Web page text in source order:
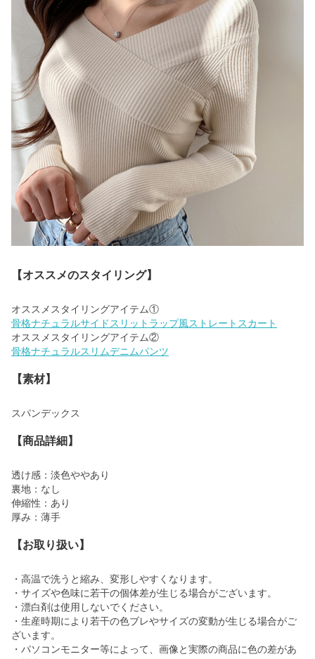
【オススメのスタイリング】
骨格ナチュラルサイドスリットラップ風ストレートスカート
骨格ナチュラルスリムデニムパンツ
【素材】
スパンデックス
【商品詳細】
透け感：淡色ややあり
裏地：なし
伸縮性：あり
厚み：薄手
【お取り扱い】
・高温で洗うと縮み、変形しやすくなります。
・サイズや色味に若干の個体差が生じる場合がございます。
・漂白剤は使用しないでください。
・生産時期により若干の色ブレやサイズの変動が生じる場合がご
ざいます。
・パソコンモニター等によって、画像と実際の商品に色の差があ